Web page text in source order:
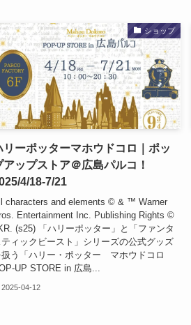
ショップ
リーポッターマホウドコロ｜ポッ
アップストア＠広島パルコ！
4/18-7/21
characters and elements © & ™ Warner
Entertainment Inc. Publishing Rights ©
(s25) 「ハリーポッター」と「ファンタ
ティックビースト」シリーズの公式グッズ
扱う「ハリー・ポッター マホウドコロ
UP STORE in 広島...
2025-04-12